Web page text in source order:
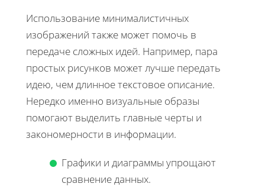
Использование минималистичных
изображений также может помочь в
передаче сложных идей. Например, пара
простых рисунков может лучше передать
идею, чем длинное текстовое описание.
Нередко именно визуальные образы
помогают выделить главные черты и
закономерности в информации.
Графики и диаграммы упрощают
сравнение данных.